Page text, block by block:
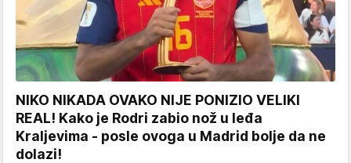
NIKO NIKADA OVAKO NIJE PONIZIO VELIKI
REAL! Kako je Rodri zabio nož u leđa
Kraljevima - posle ovoga u Madrid bolje da ne
dolazi!